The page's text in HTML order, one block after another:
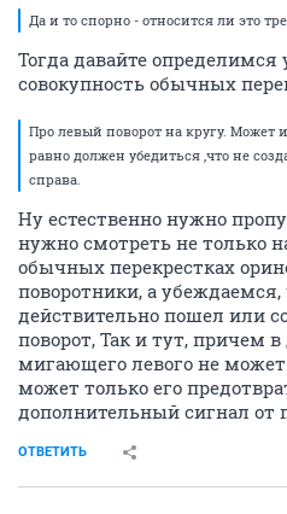
Да и то спорно - относится ли это
Тогда давайте определимся
совокупность обычных
Про левый поворот на кругу. Может
равно должен убедиться ,что не
справа.
Ну естественно нужно
нужно смотреть не только
обычных перекрестках
поворотники, а убеждаемся,
действительно пошел или
поворот, Так и тут, причем
мигающего левого не
может только его
дополнительный сигнал от
ОТВЕТИТЬ